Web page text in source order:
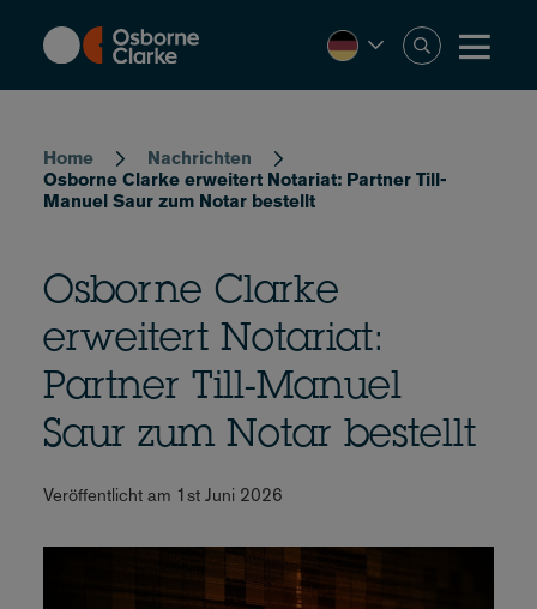
content
Home
Nachrichten
Osborne Clarke erweitert Notariat: Partner Till-
Manuel Saur zum Notar bestellt
Osborne Clarke
erweitert Notariat:
Partner Till-Manuel
Saur zum Notar bestellt
Veröffentlicht am 1st Juni 2026